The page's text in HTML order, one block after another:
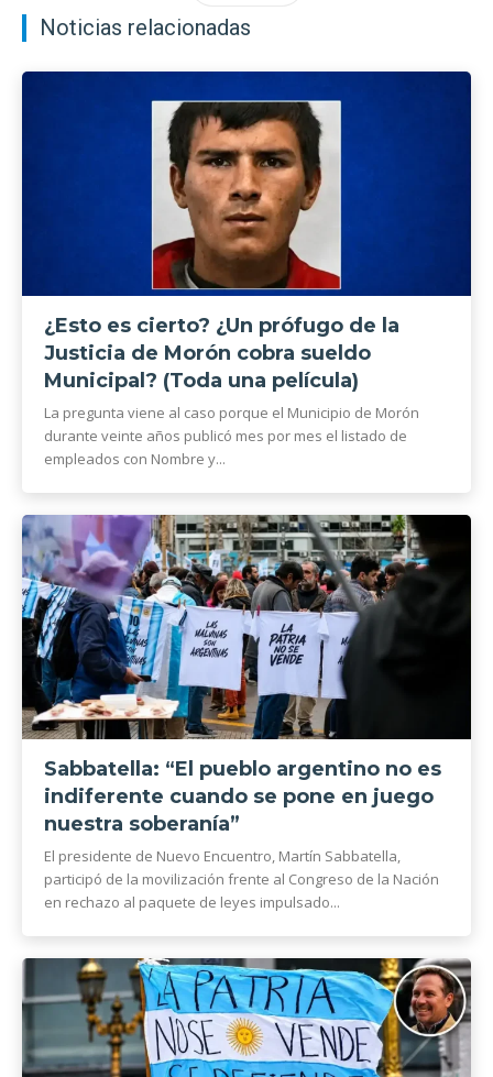
Noticias relacionadas
¿Esto es cierto? ¿Un prófugo de la
Justicia de Morón cobra sueldo
Municipal? (Toda una película)
La pregunta viene al caso porque el Municipio de Morón
durante veinte años publicó mes por mes el listado de
empleados con Nombre y...
Sabbatella: “El pueblo argentino no es
indiferente cuando se pone en juego
nuestra soberanía”
El presidente de Nuevo Encuentro, Martín Sabbatella,
participó de la movilización frente al Congreso de la Nación
en rechazo al paquete de leyes impulsado...